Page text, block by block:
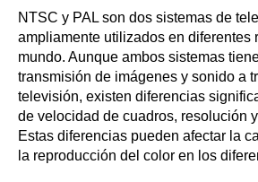
NTSC y PAL son dos sistemas de
ampliamente utilizados en diferentes
mundo. Aunque ambos sistemas
transmisión de imágenes y sonido a
televisión, existen diferencias
de velocidad de cuadros, resolución
Estas diferencias pueden afectar la
la reproducción del color en los